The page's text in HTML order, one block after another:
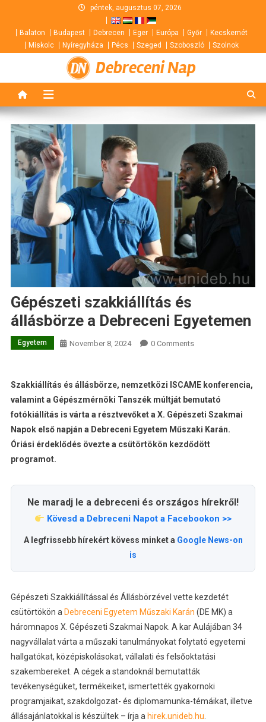
content
péntek, augusztus 07, 2026
Balaton Budapest Debrecen Eger Európa Győr
Kecskemét
Miskolc
Nyíregyháza Pécs Szeged Szoboszló Szolnok
Debreceni Nap
Gépészeti szakkiállítás és
állásbörze a Debreceni Egyetemen
Egyetem November 8, 2024 0 Comments
Szakkiállítás és állásbörze, nemzetközi ISCAME konferencia,
valamint a Gépészmérnöki Tanszék múltját bemutató
fotókiállítás is várta a résztvevőket a X. Gépészeti Szakmai
Napok első napján a Debreceni Egyetem Műszaki Karán.
Óriási érdeklődés övezte a csütörtökön kezdődött
programot.
Ne maradj le a debreceni és országos hírekről!
Kövesd a Debreceni Napot a Facebookon >>
A legfrissebb hírekért kövess minket a Google News-on
is
Gépészeti Szakkiállítással és Állásbörzével vette kezdetét
csütörtökön a Debreceni Egyetem Műszaki Karán (DE MK) a
háromnapos X. Gépészeti Szakmai Napok. A kar Aulájában 34
nagyvállalat várta a műszaki tanulmányokat folytató egyetemi
hallgatókat, középiskolásokat, vállalati és felsőoktatási
szakembereket. A cégek a standoknál bemutatták
tevékenységüket, termékeiket, ismertették gyakornoki
programjaikat, szakdolgozat- és diplomamunka-témáikat, illetve
állásajánlatokkal is készültek – írja a hirek.unideb.hu.